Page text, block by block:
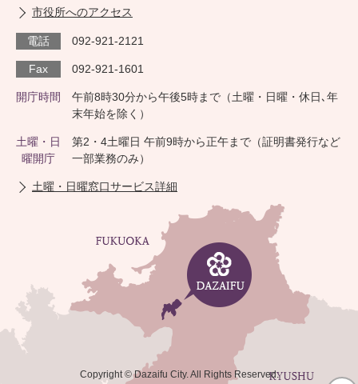
市役所へのアクセス
電話 092-921-2121
Fax 092-921-1601
開庁時間
午前8時30分から午後5時まで（土曜・日曜・休日､年
末年始を除く）
土曜・日
曜開庁
第2・4土曜日 午前9時から正午まで（証明書発行など
一部業務のみ）
土曜・日曜窓口サービス詳細
Copyright © Dazaifu City. All Rights Reserved.